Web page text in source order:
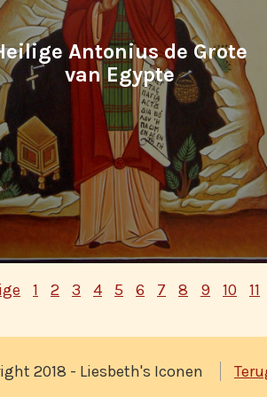
Antonius de Grote
van Egypte
1 2 3 4 5 6 7 8 9 10 11
2018 - Liesbeth's Iconen